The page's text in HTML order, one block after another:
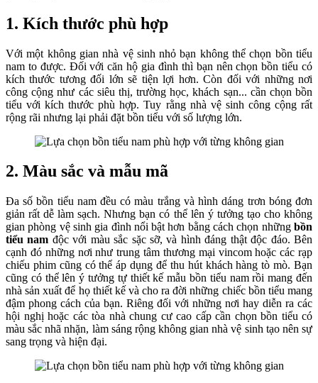
1. Kích thước phù hợp
Với một không gian nhà vệ sinh nhỏ bạn không thể chọn bồn tiểu
nam to được. Đối với căn hộ gia đình thì bạn nên chọn bồn tiểu có
kích thước tương đối lớn sẽ tiện lợi hơn. Còn đối với những nơi
công cộng như các siêu thị, trường học, khách sạn... cần chọn bồn
tiểu với kích thước phù hợp. Tuy rằng nhà vệ sinh công cộng rất
rộng rãi nhưng lại phải đặt bồn tiểu với số lượng lớn.
2. Màu sắc và mẫu mã
Đa số bồn tiểu nam đều có màu trắng và hình dáng trơn bóng đơn
giản rất dễ làm sạch. Nhưng bạn có thể lên ý tưởng tạo cho không
gian phòng vệ sinh gia đình nổi bật hơn bằng cách chọn những bồn
tiểu nam độc với màu sắc sặc sỡ, và hình đáng thật độc đáo. Bên
cạnh đó những nơi như trung tâm thương mại vincom hoặc các rạp
chiếu phim cũng có thể áp dụng để thu hút khách hàng tò mò. Bạn
cũng có thể lên ý tưởng tự thiết kế mẫu bồn tiểu nam rồi mang đến
nhà sản xuất để họ thiết kế và cho ra đời những chiếc bồn tiểu mang
đậm phong cách của bạn. Riêng đối với những nơi hay diễn ra các
hội nghị hoặc các tòa nhà chung cư cao cấp cần chọn bồn tiểu có
màu sắc nhã nhặn, làm sáng rộng không gian nhà vệ sinh tạo nên sự
sang trọng và hiện đại.